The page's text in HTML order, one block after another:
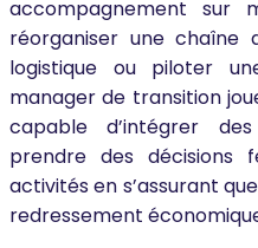
accompagnement sur
réorganiser une chaîne
logistique ou piloter
manager de transition
capable d’intégrer
prendre des décisions
activités en s’assurant
redressement